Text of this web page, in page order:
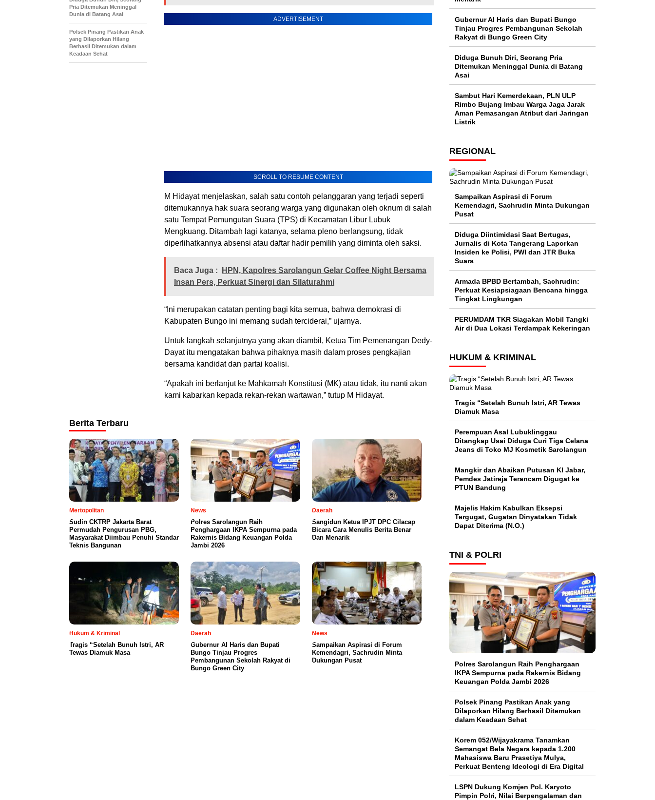
ADVERTISEMENT
SCROLL TO RESUME CONTENT
M Hidayat menjelaskan, salah satu contoh pelanggaran yang terjadi seperti
ditemukannya hak suara seorang warga yang digunakan oleh oknum di salah
satu Tempat Pemungutan Suara (TPS) di Kecamatan Libur Lubuk
Mengkuang. Ditambah lagi katanya, selama pleno berlangsung, tidak
diperlihatkannya absensi atau daftar hadir pemilih yang diminta oleh saksi.
Baca Juga :
HPN, Kapolres Sarolangun Gelar Coffee Night Bersama
Insan Pers, Perkuat Sinergi dan Silaturahmi
“Ini merupakan catatan penting bagi kita semua, bahwa demokrasi di
Kabupaten Bungo ini memang sudah terciderai,” ujarnya.
Untuk langkah selanjutnya yang akan diambil, Ketua Tim Pemenangan Dedy-
Dayat itu mengatakan bahwa pihaknya masih dalam proses pengkajian
bersama kandidat dan partai koalisi.
“Apakah ini berlanjut ke Mahkamah Konstitusi (MK) atau tidak, itu nanti akan
kami kabarkan kepada rekan-rekan wartawan,” tutup M Hidayat.
Pria Ditemukan Meninggal
Dunia di Batang Asai
Polsek Pinang Pastikan Anak
yang Dilaporkan Hilang
Berhasil Ditemukan dalam
Keadaan Sehat
Berita Terbaru
Mertopolitan
Sudin CKTRP Jakarta Barat
Permudah Pengurusan PBG,
Masyarakat Diimbau Penuhi Standar
Teknis Bangunan
News
Polres Sarolangun Raih
Penghargaan IKPA Sempurna pada
Rakernis Bidang Keuangan Polda
Jambi 2026
Daerah
Sangidun Ketua IPJT DPC Cilacap
Bicara Cara Menulis Berita Benar
Dan Menarik
Hukum & Kriminal
Tragis “Setelah Bunuh Istri, AR
Tewas Diamuk Masa
Daerah
​Gubernur Al Haris dan Bupati
Bungo Tinjau Progres
Pembangunan Sekolah Rakyat di
Bungo Green City
News
Sampaikan Aspirasi di Forum
Kemendagri, Sachrudin Minta
Dukungan Pusat
​Gubernur Al Haris dan Bupati Bungo
Tinjau Progres Pembangunan Sekolah
Rakyat di Bungo Green City
Diduga Bunuh Diri, Seorang Pria
Ditemukan Meninggal Dunia di Batang
Asai
Sambut Hari Kemerdekaan, PLN ULP
Rimbo Bujang Imbau Warga Jaga Jarak
Aman Pemasangan Atribut dari Jaringan
Listrik​
REGIONAL
Sampaikan Aspirasi di Forum
Kemendagri, Sachrudin Minta Dukungan
Pusat
Diduga Diintimidasi Saat Bertugas,
Jurnalis di Kota Tangerang Laporkan
Insiden ke Polisi, PWI dan JTR Buka
Suara
Armada BPBD Bertambah, Sachrudin:
Perkuat Kesiapsiagaan Bencana hingga
Tingkat Lingkungan
PERUMDAM TKR Siagakan Mobil Tangki
Air di Dua Lokasi Terdampak Kekeringan
HUKUM & KRIMINAL
Tragis “Setelah Bunuh Istri, AR Tewas
Diamuk Masa
Perempuan Asal Lubuklinggau
Ditangkap Usai Diduga Curi Tiga Celana
Jeans di Toko MJ Kosmetik Sarolangun
Mangkir dan Abaikan Putusan KI Jabar,
Pemdes Jatireja Terancam Digugat ke
PTUN Bandung
Majelis Hakim Kabulkan Eksepsi
Tergugat, Gugatan Dinyatakan Tidak
Dapat Diterima (N.O.)
TNI & POLRI
Polres Sarolangun Raih Penghargaan
IKPA Sempurna pada Rakernis Bidang
Keuangan Polda Jambi 2026
Polsek Pinang Pastikan Anak yang
Dilaporkan Hilang Berhasil Ditemukan
dalam Keadaan Sehat
Korem 052/Wijayakrama Tanamkan
Semangat Bela Negara kepada 1.200
Mahasiswa Baru Prasetiya Mulya,
Perkuat Benteng Ideologi di Era Digital
LSPN Dukung Komjen Pol. Karyoto
Pimpin Polri, Nilai Berpengalaman dan